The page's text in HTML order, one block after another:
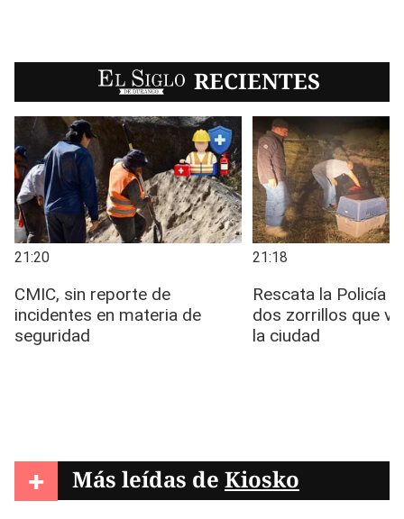
EL SIGLO RECIENTES
+ Más leídas de Kiosko